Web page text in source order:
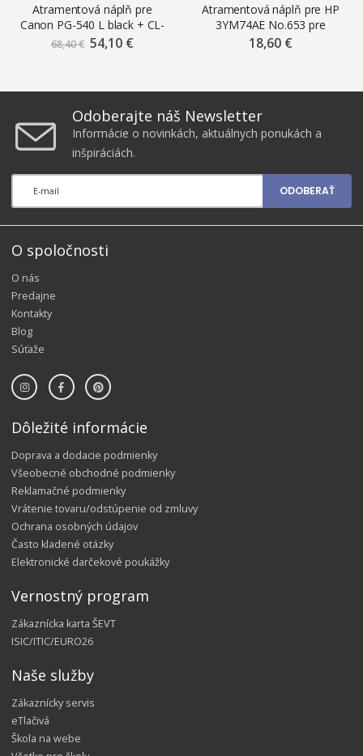
Atramentová náplň pre
Canon PG-540 L black + CL-
541 XL color + GP501 10 x
68,40 € Znížená
cena
54,10 €
Atramentová náplň pre HP
3YM74AE No.653 pre
Deskjet IA 6000, IA Plus
18,60 €
Odoberajte náš Newsletter
Informácie o novinkách, aktuálnych ponukách a
inšpiráciách.
ODOBERAŤ
O spoločnosti
O nás
Predajne
Kontakty
Blog
Súťaže
Dôležité informácie
Doprava a dodacie podmienky
Všeobecné obchodné podmienky
Reklamačné podmienky
Vrátenie tovaru/odstúpenie od zmluvy
Ochrana osobných údajov
Často kladené otázky
Elektronické darčekové poukážky
Vernostný program
Zákaznícka karta ŠEVT
ISIC/ITIC/EURO26
Naše služby
Zákaznícky servis
eTlačivá
Škola na webe